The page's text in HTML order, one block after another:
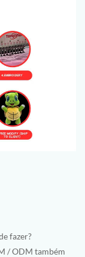
fazer?
/ ODM também